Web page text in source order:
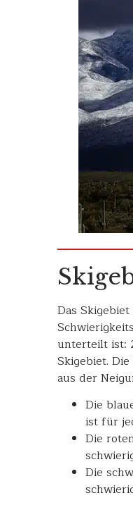
Das
unterteilt ist:
Skigebiet.
aus der
Die
ist für
Die
Die